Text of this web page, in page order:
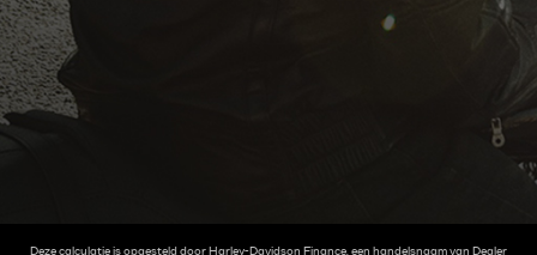
Deze calculatie is opgesteld door Harley-Davidson Finance, een handelsnaam van Dealer